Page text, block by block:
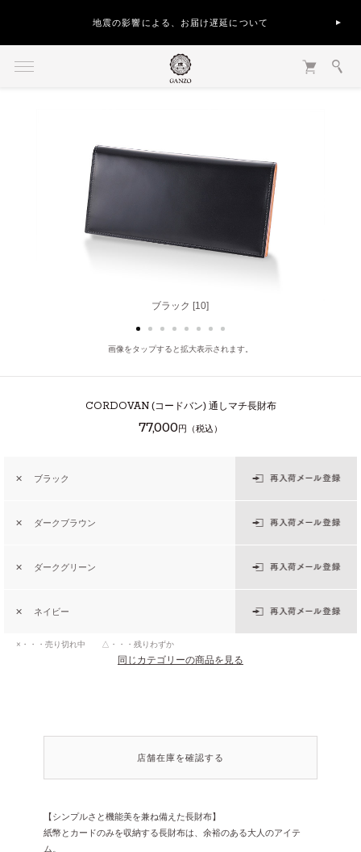
地震の影響による、お届け遅延について
ブラック [10]
ダークブラウン [56]
画像をタップすると拡大表示されます。
CORDOVAN(コードバン) 通しマチ長財布
77,000円（税込）
✕ ブラック
✕ ダークブラウン
✕ ダークグリーン
✕ ネイビー
×・・・売り切れ中 △・・・残りわずか
同じカテゴリーの商品を見る
店舗在庫を確認する
【シンプルさと機能美を兼ね備えた長財布】
紙幣とカードのみを収納する長財布は、余裕のある大人のアイテ
ム。